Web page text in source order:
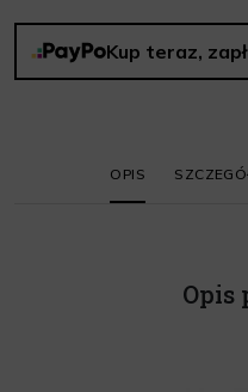
Kup teraz,
OPIS
Opis